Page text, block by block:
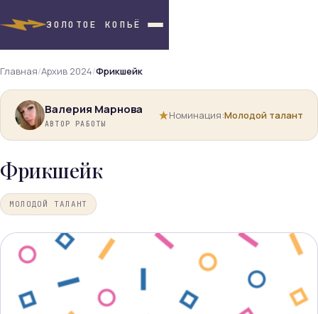
ЗОЛОТОЕ КОПЬЁ
Главная/Архив 2024/Фрикшейк
Валерия Марнова
АВТОР РАБОТЫ
Номинация:Молодой талант
Фрикшейк
МОЛОДОЙ ТАЛАНТ